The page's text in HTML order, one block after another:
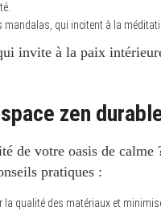
qui incitent à la
invite à la paix
zen
de votre oasis de calme
pratiques :
qualité des matériaux et